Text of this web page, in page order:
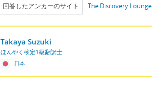
回答したアンカーのサイト The Discovery Lounge
Takaya Suzuki
ほんやく検定1級翻訳士
日本